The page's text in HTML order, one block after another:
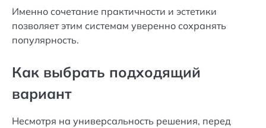
Именно сочетание практичности и эстетики
позволяет этим системам уверенно сохранять
популярность.
Как выбрать подходящий
вариант
Несмотря на универсальность решения, перед